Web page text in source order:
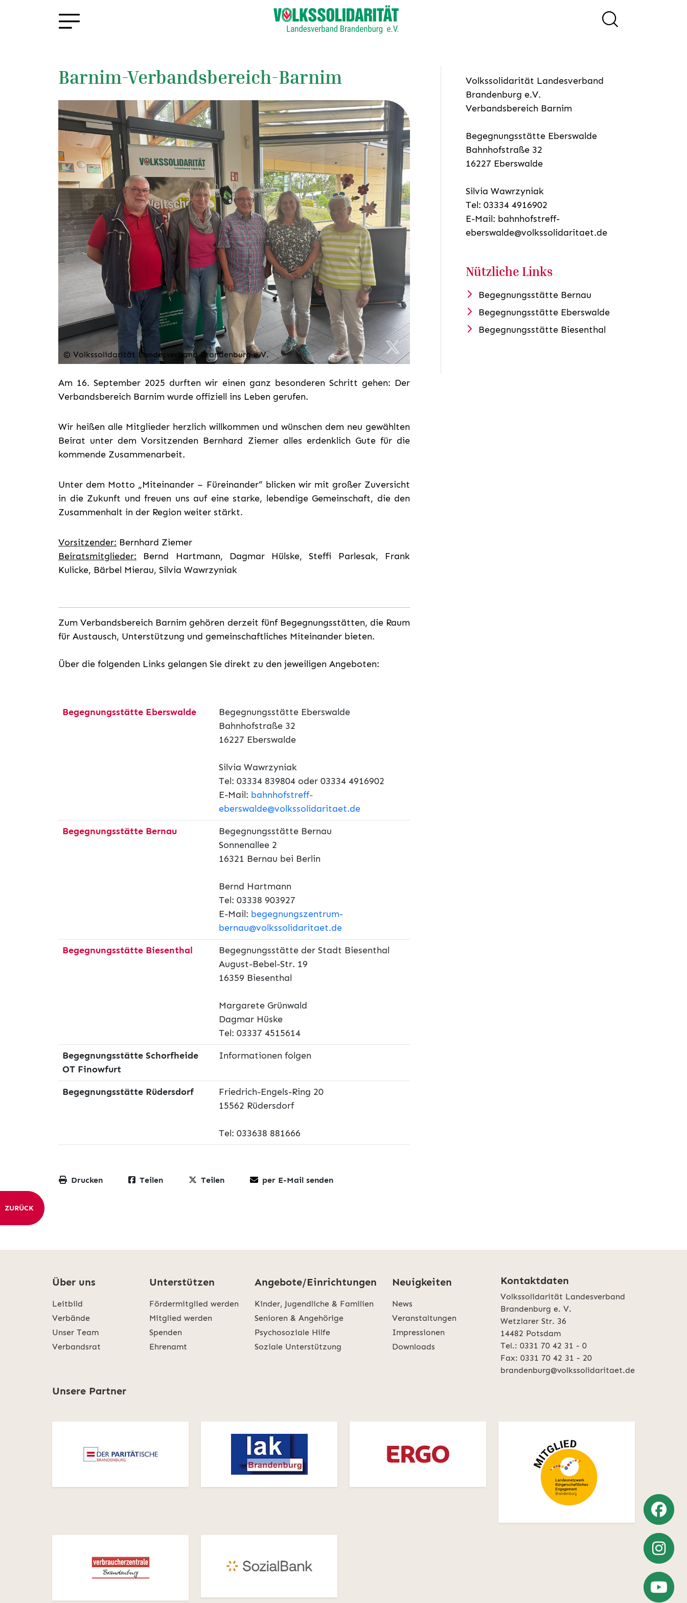
Barnim-Verbandsbereich-Barnim
© Volkssolidarität Landesverband Brandenburg e.V.
Am 16. September 2025 durften wir einen ganz besonderen Schritt gehen: Der
Verbandsbereich Barnim wurde offiziell ins Leben gerufen.
Wir heißen alle Mitglieder herzlich willkommen und wünschen dem neu gewählten
Beirat unter dem Vorsitzenden Bernhard Ziemer alles erdenklich Gute für die
kommende Zusammenarbeit.
Unter dem Motto „Miteinander – Füreinander“ blicken wir mit großer Zuversicht
in die Zukunft und freuen uns auf eine starke, lebendige Gemeinschaft, die den
Zusammenhalt in der Region weiter stärkt.
Vorsitzender: Bernhard Ziemer
Beiratsmitglieder: Bernd Hartmann, Dagmar Hülske, Steffi Parlesak, Frank
Kulicke, Bärbel Mierau, Silvia Wawrzyniak
Zum Verbandsbereich Barnim gehören derzeit fünf Begegnungsstätten, die Raum
für Austausch, Unterstützung und gemeinschaftliches Miteinander bieten.
Über die folgenden Links gelangen Sie direkt zu den jeweiligen Angeboten:
Begegnungsstätte Eberswalde
Begegnungsstätte Eberswalde
Bahnhofstraße 32
16227 Eberswalde
Silvia Wawrzyniak
Tel: 03334 839804 oder 03334 4916902
E-Mail: bahnhofstreff-
eberswalde@volkssolidaritaet.de
Begegnungsstätte Bernau
Begegnungsstätte Bernau
Sonnenallee 2
16321 Bernau bei Berlin
Bernd Hartmann
Tel: 03338 903927
E-Mail: begegnungszentrum-
bernau@volkssolidaritaet.de
Begegnungsstätte Biesenthal
Begegnungsstätte der Stadt Biesenthal
August-Bebel-Str. 19
16359 Biesenthal
Margarete Grünwald
Dagmar Hüske
Tel: 03337 4515614
Begegnungsstätte Schorfheide
OT Finowfurt
Informationen folgen
Begegnungsstätte Rüdersdorf
Friedrich-Engels-Ring 20
15562 Rüdersdorf
Tel: 033638 881666
Drucken Teilen Teilen per E-Mail senden
Volkssolidarität Landesverband
Brandenburg e.V.
Verbandsbereich Barnim
Begegnungsstätte Eberswalde
Bahnhofstraße 32
16227 Eberswalde
Silvia Wawrzyniak
Tel: 03334 4916902
E-Mail: bahnhofstreff-
eberswalde@volkssolidaritaet.de
Nützliche Links
Begegnungsstätte Bernau
Begegnungsstätte Eberswalde
Begegnungsstätte Biesenthal
ZURÜCK
Über uns
Leitbild
Verbände
Unser Team
Verbandsrat
Unterstützen
Fördermitglied werden
Mitglied werden
Spenden
Ehrenamt
Angebote/Einrichtungen
Kinder, Jugendliche & Familien
Senioren & Angehörige
Psychosoziale Hilfe
Soziale Unterstützung
Neuigkeiten
News
Veranstaltungen
Impressionen
Downloads
Kontaktdaten
Volkssolidarität Landesverband
Brandenburg e. V.
Wetzlarer Str. 36
14482 Potsdam
Tel.: 0331 70 42 31 - 0
Fax: 0331 70 42 31 - 20
brandenburg@volkssolidaritaet.de
Unsere Partner
Weiter
zu
Weiter